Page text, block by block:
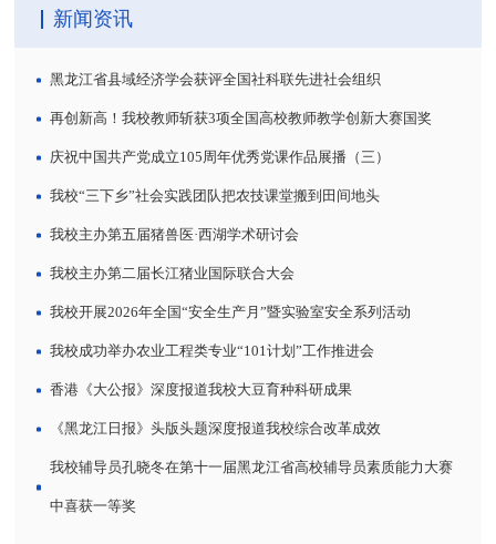
新闻资讯
黑龙江省县域经济学会获评全国社科联先进社会组织
再创新高！我校教师斩获3项全国高校教师教学创新大赛国奖
庆祝中国共产党成立105周年优秀党课作品展播（三）
我校“三下乡”社会实践团队把农技课堂搬到田间地头
我校主办第五届猪兽医·西湖学术研讨会
我校主办第二届长江猪业国际联合大会
我校开展2026年全国“安全生产月”暨实验室安全系列活动
我校成功举办农业工程类专业“101计划”工作推进会
香港《大公报》深度报道我校大豆育种科研成果
《黑龙江日报》头版头题深度报道我校综合改革成效
我校辅导员孔晓冬在第十一届黑龙江省高校辅导员素质能力大赛
中喜获一等奖